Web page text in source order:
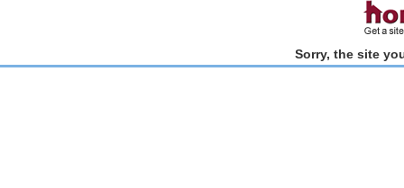
Sorry, the site